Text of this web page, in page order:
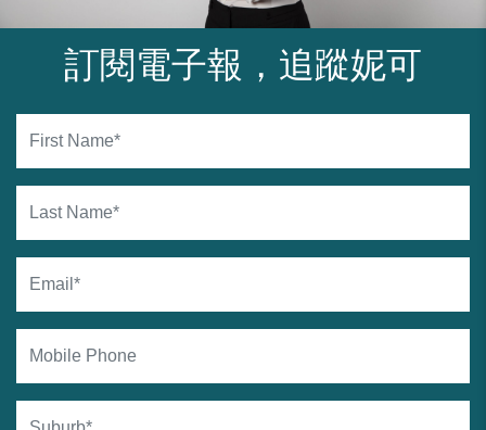
訂閱電子報，追蹤妮可